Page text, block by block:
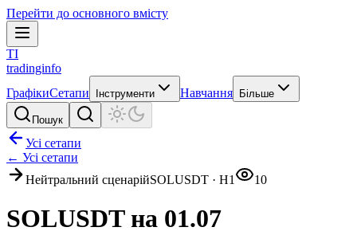
Перейти до основного вмісту
TI
tradinginfo
ГрафікиСетапи Інструменти Навчання Більше
Пошук
Усі сетапи
← Усі сетапи
Нейтральний сценарійSOLUSDT · H1 10
SOLUSDT на 01.07